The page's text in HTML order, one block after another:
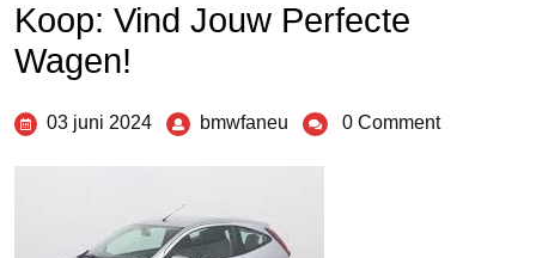
Koop: Vind Jouw Perfecte
Wagen!
03 juni 2024 bmwfaneu 0 Comment